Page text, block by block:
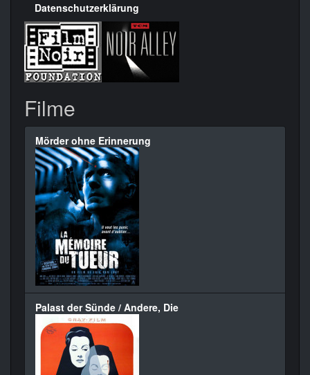
Datenschutzerklärung
Filme
Mörder ohne Erinnerung
Palast der Sünde / Andere, Die